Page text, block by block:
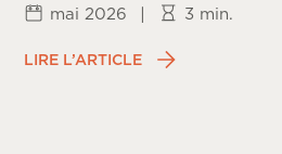
mai 2026
| 3 min.
LIRE L’ARTICLE